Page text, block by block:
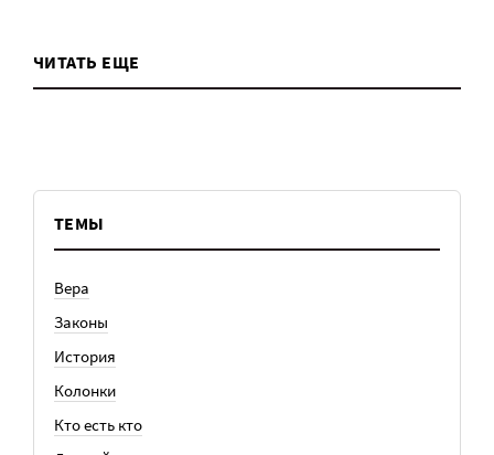
ЧИТАТЬ ЕЩЕ
ТЕМЫ
Вера
Законы
История
Колонки
Кто есть кто